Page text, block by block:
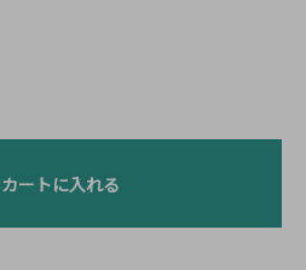
カートに入れる